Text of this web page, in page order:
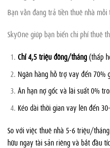
Bạn vẫn đang trả tiền thuê nhà mỗi
SkyOne giúp bạn biến chi phí thuê
Chỉ 4,5 triệu đồng/tháng(thấp
Ngân hàng hỗ trợ vay đến 70%
Ân hạn nợ gốc và lãi suất 0%
Kéo dài thời gian vay lên đến
So với việc thuê nhà 5-6 triệu/
hữu ngay tài sản riêng và bắt đầu